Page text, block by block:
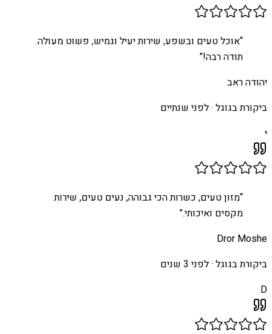
“אוכל טעים ובשפע, שירות יעיל וגמיש, פשוט מעולה.
תודה רבה!”
יהודה ראב
ביקורת בגוגל ·לפני שנתיים
י
“מזון טעים, כשרות הכי גבוהה, נעים טעים, שירות
מקסים ואיכותי.”
Dror Moshe
ביקורת בגוגל ·לפני 3 שנים
D